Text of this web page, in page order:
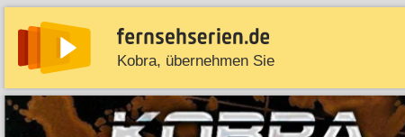
Kobra, übernehmen Sie
News Entdecken Streaming TV-Starts